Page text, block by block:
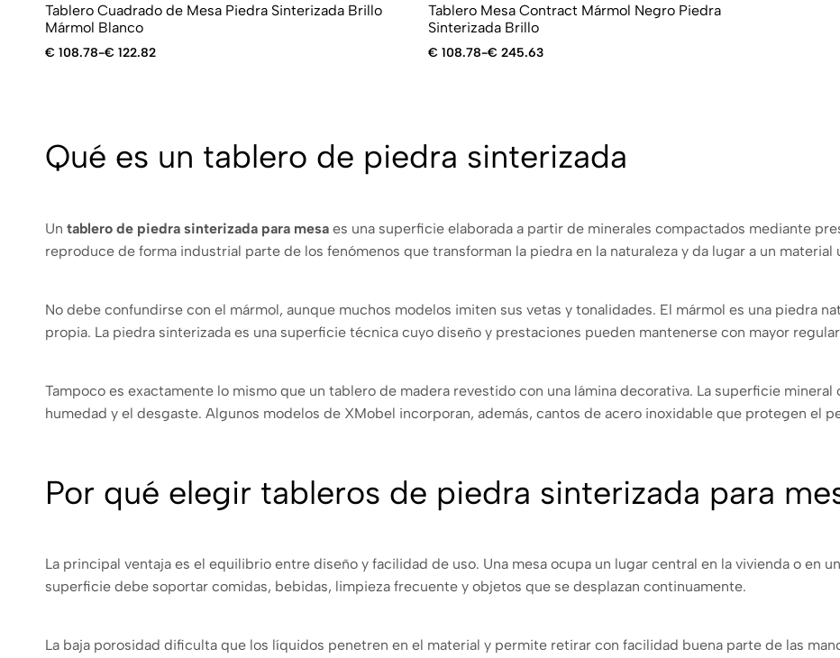
Tablero Cuadrado de Mesa Piedra Sinterizada Brillo
Mármol Blanco
€ 108.78-€ 122.82
Tablero Mesa Contract Mármol Negro Piedra
Sinterizada Brillo
€ 108.78-€ 245.63
Qué es un tablero de piedra sinterizada
Un tablero de piedra sinterizada para mesa es una superficie elaborada a partir de minerales compactados mediante
reproduce de forma industrial parte de los fenómenos que transforman la piedra en la naturaleza y da lugar a un
No debe confundirse con el mármol, aunque muchos modelos imiten sus vetas y tonalidades. El mármol es una piedra
propia. La piedra sinterizada es una superficie técnica cuyo diseño y prestaciones pueden mantenerse con mayor
Tampoco es exactamente lo mismo que un tablero de madera revestido con una lámina decorativa. La superficie
humedad y el desgaste. Algunos modelos de XMobel incorporan, además, cantos de acero inoxidable que protegen el
Por qué elegir tableros de piedra sinterizada para
La principal ventaja es el equilibrio entre diseño y facilidad de uso. Una mesa ocupa un lugar central en la vivienda o en
superficie debe soportar comidas, bebidas, limpieza frecuente y objetos que se desplazan continuamente.
La baja porosidad dificulta que los líquidos penetren en el material y permite retirar con facilidad buena parte de las